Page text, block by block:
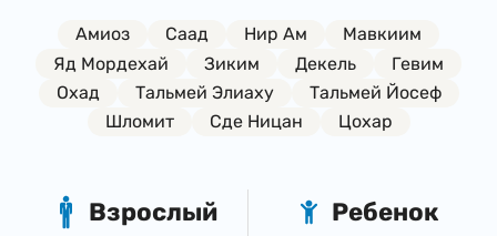
Амиоз Саад Нир Ам
Мавкиим
Яд Мордехай
Зиким Декель
Гевим
Охад
Тальмей Элиаху
Тальмей Йосеф
Шломит
Сде Ницан Цохар
Взрослый Ребенок